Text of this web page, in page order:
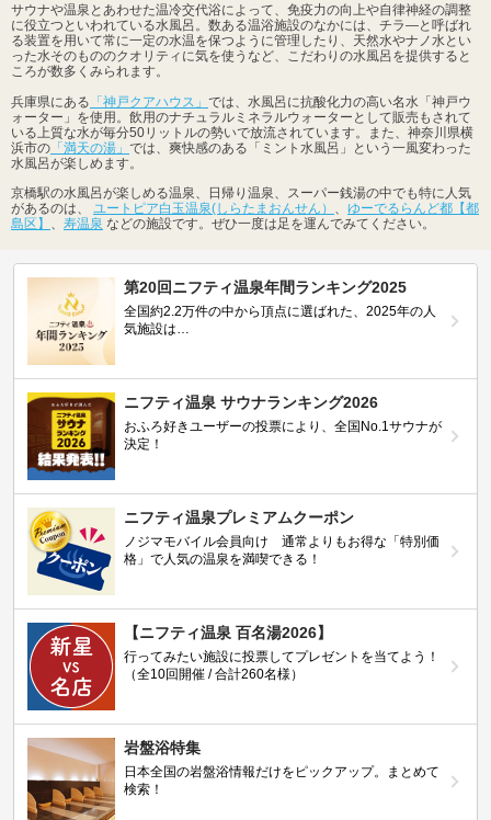
サウナや温泉とあわせた温冷交代浴によって、免疫力の向上や自律神経の調整
に役立つといわれている水風呂。数ある温浴施設のなかには、チラ―と呼ばれ
る装置を用いて常に一定の水温を保つように管理したり、天然水やナノ水とい
った水そのもののクオリティに気を使うなど、こだわりの水風呂を提供すると
ころが数多くみられます。
兵庫県にある 「神戸クアハウス」 では、水風呂に抗酸化力の高い名水「神戸ウ
ォーター」を使用。飲用のナチュラルミネラルウォーターとして販売もされて
いる上質な水が毎分50リットルの勢いで放流されています。また、神奈川県横
浜市の 「満天の湯」 では、爽快感のある「ミント水風呂」という一風変わった
水風呂が楽しめます。
京橋駅の水風呂が楽しめる温泉、日帰り温泉、スーパー銭湯の中でも特に人気
があるのは、
ユートピア白玉温泉(しらたまおんせん）
ゆーでるらんど都【都
島区】
寿温泉 などの施設です。ぜひ一度は足を運んでみてください。
第20回ニフティ温泉年間ランキング2025
全国約2.2万件の中から頂点に選ばれた、2025年の人
気施設は…
ニフティ温泉 サウナランキング2026
おふろ好きユーザーの投票により、全国No.1サウナが
決定！
ニフティ温泉プレミアムクーポン
ノジマモバイル会員向け 通常よりもお得な「特別価
格」で人気の温泉を満喫できる！
【ニフティ温泉 百名湯2026】
行ってみたい施設に投票してプレゼントを当てよう！
（全10回開催 / 合計260名様）
岩盤浴特集
日本全国の岩盤浴情報だけをピックアップ。まとめて
検索！